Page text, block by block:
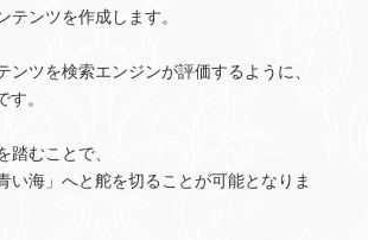
テンツを作成します。
ンツを検索エンジンが評価するように、
す。
踏むことで、
い海」へと舵を切ることが可能となりま